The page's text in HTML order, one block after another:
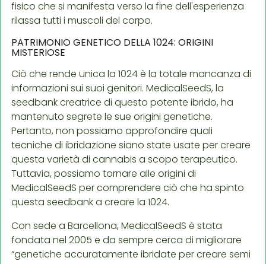
fisico che si manifesta verso la fine dell'esperienza
rilassa tutti i muscoli del corpo.
PATRIMONIO GENETICO DELLA 1024: ORIGINI
MISTERIOSE
Ciò che rende unica la 1024 è la totale mancanza di
informazioni sui suoi genitori. MedicalSeedS, la
seedbank creatrice di questo potente ibrido, ha
mantenuto segrete le sue origini genetiche.
Pertanto, non possiamo approfondire quali
tecniche di ibridazione siano state usate per creare
questa varietà di cannabis a scopo terapeutico.
Tuttavia, possiamo tornare alle origini di
MedicalSeedS per comprendere ciò che ha spinto
questa seedbank a creare la 1024.
Con sede a Barcellona, MedicalSeedS è stata
fondata nel 2005 e da sempre cerca di migliorare
“genetiche accuratamente ibridate per creare semi